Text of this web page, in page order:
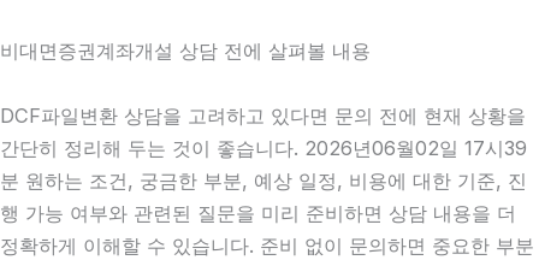
비대면증권계좌개설 상담 전에 살펴볼 내용
DCF파일변환 상담을 고려하고 있다면 문의 전에 현재 상황을
간단히 정리해 두는 것이 좋습니다. 2026년06월02일 17시39
분 원하는 조건, 궁금한 부분, 예상 일정, 비용에 대한 기준, 진
행 가능 여부와 관련된 질문을 미리 준비하면 상담 내용을 더
정확하게 이해할 수 있습니다. 준비 없이 문의하면 중요한 부분